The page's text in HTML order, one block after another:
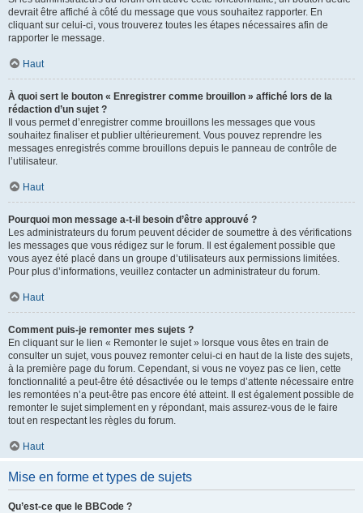
devrait être affiché à côté du message que vous souhaitez rapporter. En
cliquant sur celui-ci, vous trouverez toutes les étapes nécessaires afin de
rapporter le message.
Haut
À quoi sert le bouton « Enregistrer comme brouillon » affiché lors de la
rédaction d’un sujet ?
Il vous permet d’enregistrer comme brouillons les messages que vous
souhaitez finaliser et publier ultérieurement. Vous pouvez reprendre les
messages enregistrés comme brouillons depuis le panneau de contrôle de
l’utilisateur.
Haut
Pourquoi mon message a-t-il besoin d’être approuvé ?
Les administrateurs du forum peuvent décider de soumettre à des vérifications
les messages que vous rédigez sur le forum. Il est également possible que
vous ayez été placé dans un groupe d’utilisateurs aux permissions limitées.
Pour plus d’informations, veuillez contacter un administrateur du forum.
Haut
Comment puis-je remonter mes sujets ?
En cliquant sur le lien « Remonter le sujet » lorsque vous êtes en train de
consulter un sujet, vous pouvez remonter celui-ci en haut de la liste des sujets,
à la première page du forum. Cependant, si vous ne voyez pas ce lien, cette
fonctionnalité a peut-être été désactivée ou le temps d’attente nécessaire entre
les remontées n’a peut-être pas encore été atteint. Il est également possible de
remonter le sujet simplement en y répondant, mais assurez-vous de le faire
tout en respectant les règles du forum.
Haut
Mise en forme et types de sujets
Qu’est-ce que le BBCode ?